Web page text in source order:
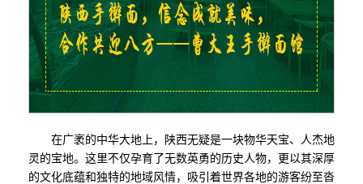
在广袤的中华大地上，陕西无疑是一块物华天宝、人杰地
灵的宝地。这里不仅孕育了无数英勇的历史人物，更以其深厚
的文化底蕴和独特的地域风情，吸引着世界各地的游客纷至沓